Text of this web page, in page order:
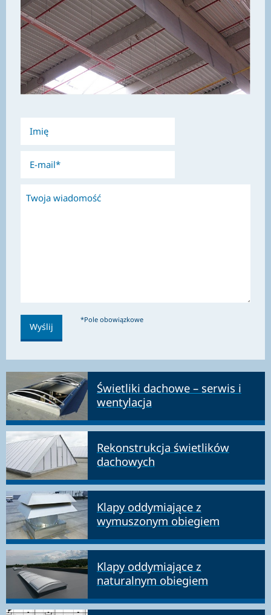
*Pole obowiązkowe
Świetliki dachowe – serwis i
wentylacja
Rekonstrukcja świetlików
dachowych
Klapy oddymiające z
wymuszonym obiegiem
Klapy oddymiające z
naturalnym obiegiem